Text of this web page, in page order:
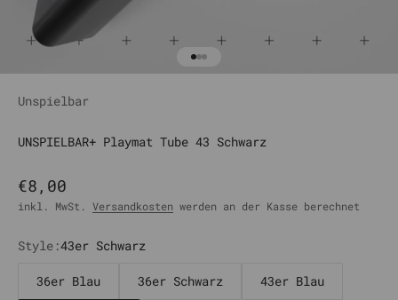
Gehe zu Element 1
Gehe zu Element 2
Gehe zu Element 3
Unspielbar
UNSPIELBAR+ Playmat Tube 43 Schwarz
Angebot
€8,00
inkl. MwSt. Versandkosten werden an der Kasse berechnet
Style:43er Schwarz
36er Blau 36er Schwarz 43er Blau